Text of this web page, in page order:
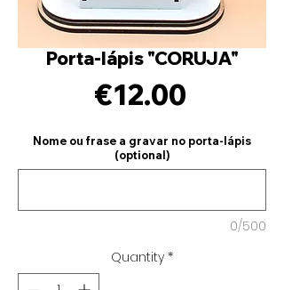
Porta-lápis "CORUJA"
€12.00Price
Nome ou frase a gravar no porta-lápis
(optional)
0/500
Quantity *